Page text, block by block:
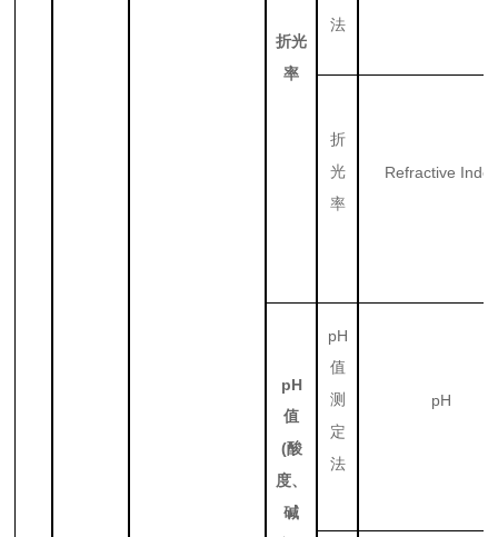
折光
率
法
折
光
率
Refractive Index
pH
值
(酸
度、
碱
pH
值
测
定
法
pH